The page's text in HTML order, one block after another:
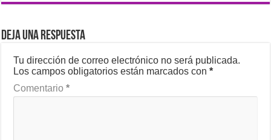
Deja una respuesta
Tu dirección de correo electrónico no será publicada.
Los campos obligatorios están marcados con*
Comentario*